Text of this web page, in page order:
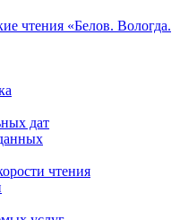
чтения «Белов. Вологда.
дат
чтения